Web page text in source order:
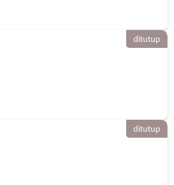
ditutup
ditutup